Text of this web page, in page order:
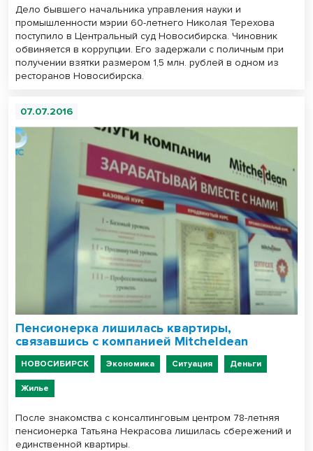
Дело бывшего начальника управления науки и
промышленности мэрии 60-летнего Николая Терехова
поступило в Центральный суд Новосибирска. Чиновник
обвиняется в коррупции. Его задержали с поличным при
получении взятки размером 1,5 млн. рублей в одном из
ресторанов Новосибирска.
07.07.2016
Пенсионерка лишилась квартиры,
связавшись с компанией Mitcheldean
НОВОСИБИРСК Экономика Ситуация Деньги
Жилье
После знакомства с консалтинговым центром 78-летняя
пенсионерка Татьяна Некрасова лишилась сбережений и
единственной квартиры.